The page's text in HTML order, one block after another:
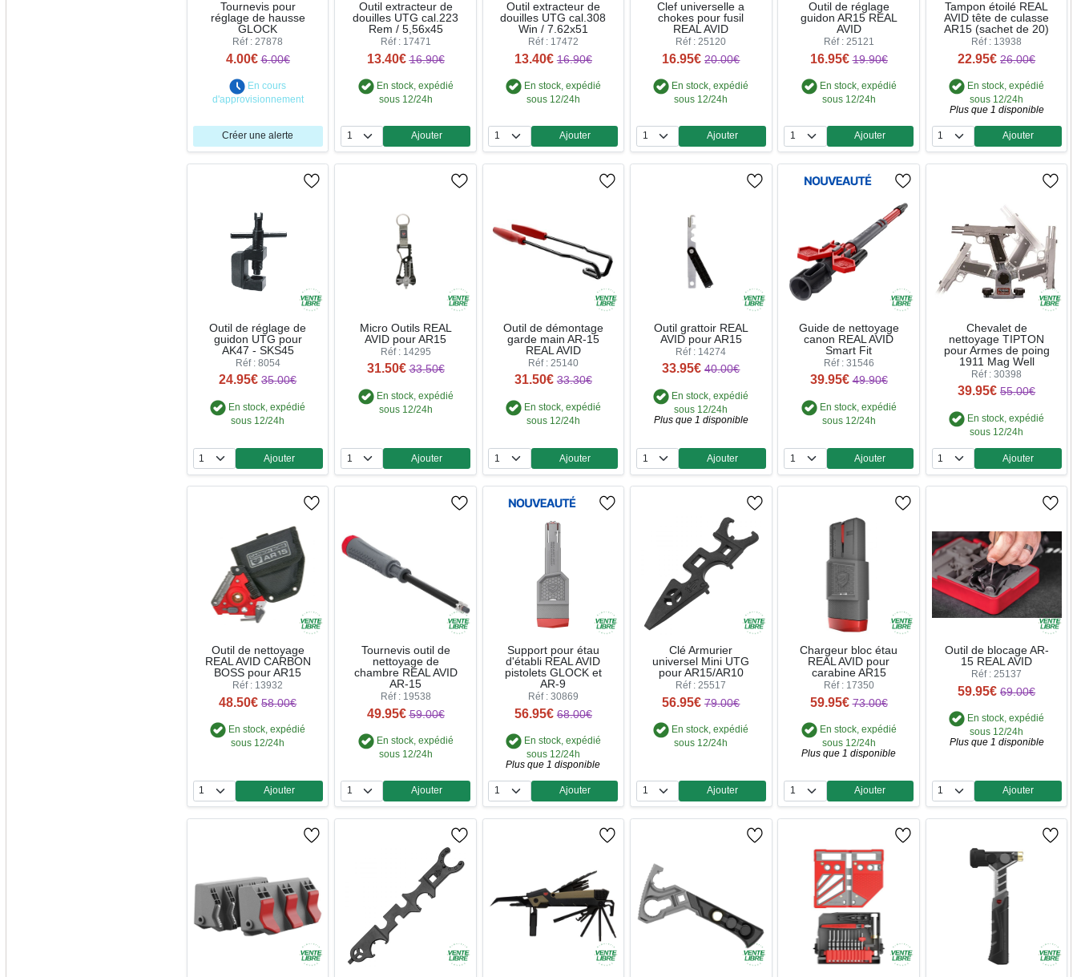
Tournevis pour
réglage de hausse
GLOCK
Réf : 27878
4.00€ 6.00€
En cours
d'approvisionnement
Créer une alerte
Outil extracteur de
douilles UTG cal.223
Rem / 5,56x45
Réf : 17471
13.40€ 16.90€
En stock, expédié
sous 12/24h
Quantité
Ajouter
Outil extracteur de
douilles UTG cal.308
Win / 7.62x51
Réf : 17472
13.40€ 16.90€
En stock, expédié
sous 12/24h
Quantité
Ajouter
Clef universelle a
chokes pour fusil
REAL AVID
Réf : 25120
16.95€ 20.00€
En stock, expédié
sous 12/24h
Quantité
Ajouter
Outil de réglage
guidon AR15 REAL
AVID
Réf : 25121
16.95€ 19.90€
En stock, expédié
sous 12/24h
Quantité
Ajouter
Tampon étoilé REAL
AVID tête de culasse
AR15 (sachet de 20)
Réf : 13938
22.95€ 26.00€
En stock, expédié
sous 12/24h
Plus que 1 disponible
Quantité
Ajouter
Outil de réglage de
guidon UTG pour
AK47 - SKS45
Réf : 8054
24.95€ 35.00€
En stock, expédié
sous 12/24h
Quantité
Ajouter
Micro Outils REAL
AVID pour AR15
Réf : 14295
31.50€ 33.50€
En stock, expédié
sous 12/24h
Quantité
Ajouter
Outil de démontage
garde main AR-15
REAL AVID
Réf : 25140
31.50€ 33.30€
En stock, expédié
sous 12/24h
Quantité
Ajouter
Outil grattoir REAL
AVID pour AR15
Réf : 14274
33.95€ 40.00€
En stock, expédié
sous 12/24h
Plus que 1 disponible
Quantité
Ajouter
Guide de nettoyage
canon REAL AVID
Smart Fit
Réf : 31546
39.95€ 49.90€
En stock, expédié
sous 12/24h
Quantité
Ajouter
Chevalet de
nettoyage TIPTON
pour Armes de poing
1911 Mag Well
Réf : 30398
39.95€ 55.00€
En stock, expédié
sous 12/24h
Quantité
Ajouter
Outil de nettoyage
REAL AVID CARBON
BOSS pour AR15
Réf : 13932
48.50€ 58.00€
En stock, expédié
sous 12/24h
Quantité
Ajouter
Tournevis outil de
nettoyage de
chambre REAL AVID
AR-15
Réf : 19538
49.95€ 59.00€
En stock, expédié
sous 12/24h
Quantité
Ajouter
Support pour étau
d'établi REAL AVID
pistolets GLOCK et
AR-9
Réf : 30869
56.95€ 68.00€
En stock, expédié
sous 12/24h
Plus que 1 disponible
Quantité
Ajouter
Clé Armurier
universel Mini UTG
pour AR15/AR10
Réf : 25517
56.95€ 79.00€
En stock, expédié
sous 12/24h
Quantité
Ajouter
Chargeur bloc étau
REAL AVID pour
carabine AR15
Réf : 17350
59.95€ 73.00€
En stock, expédié
sous 12/24h
Plus que 1 disponible
Quantité
Ajouter
Outil de blocage AR-
15 REAL AVID
Réf : 25137
59.95€ 69.00€
En stock, expédié
sous 12/24h
Plus que 1 disponible
Quantité
Ajouter